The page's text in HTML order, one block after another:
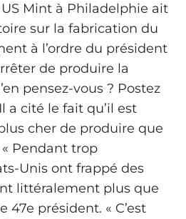
Mint à Philadelphie ait
sur la fabrication du
à l’ordre du président
de produire la
pensez-vous ? Postez
a cité le fait qu’il est
cher de produire que
Pendant trop
Unis ont frappé des
littéralement plus que
47e président. « C’est